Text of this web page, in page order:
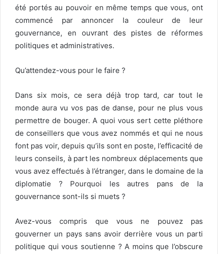
été portés au pouvoir en même temps que vous, ont
commencé par annoncer la couleur de leur
gouvernance, en ouvrant des pistes de réformes
politiques et administratives.
Qu’attendez-vous pour le faire ?
Dans six mois, ce sera déjà trop tard, car tout le
monde aura vu vos pas de danse, pour ne plus vous
permettre de bouger. A quoi vous sert cette pléthore
de conseillers que vous avez nommés et qui ne nous
font pas voir, depuis qu’ils sont en poste, l’efficacité de
leurs conseils, à part les nombreux déplacements que
vous avez effectués à l’étranger, dans le domaine de la
diplomatie ? Pourquoi les autres pans de la
gouvernance sont-ils si muets ?
Avez-vous compris que vous ne pouvez pas
gouverner un pays sans avoir derrière vous un parti
politique qui vous soutienne ? A moins que l’obscure